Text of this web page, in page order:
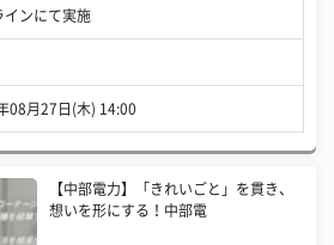
インにて実施
08月27日(木) 14:00
【中部電力】「きれいごと」を貫き、
想いを形にする！中部電